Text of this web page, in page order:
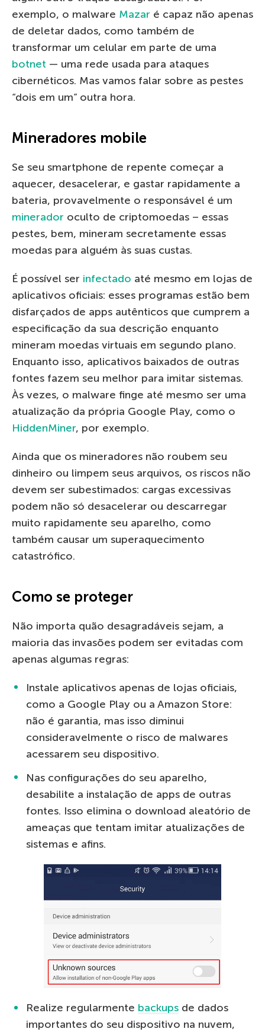
exemplo, o malware Mazar é capaz não apenas
de deletar dados, como também de
transformar um celular em parte de uma
botnet — uma rede usada para ataques
cibernéticos. Mas vamos falar sobre as pestes
“dois em um” outra hora.
Mineradores mobile
Se seu smartphone de repente começar a
aquecer, desacelerar, e gastar rapidamente a
bateria, provavelmente o responsável é um
minerador oculto de criptomoedas – essas
pestes, bem, mineram secretamente essas
moedas para alguém às suas custas.
É possível ser infectado até mesmo em lojas de
aplicativos oficiais: esses programas estão bem
disfarçados de apps autênticos que cumprem a
especificação da sua descrição enquanto
mineram moedas virtuais em segundo plano.
Enquanto isso, aplicativos baixados de outras
fontes fazem seu melhor para imitar sistemas.
Às vezes, o malware finge até mesmo ser uma
atualização da própria Google Play, como o
HiddenMiner, por exemplo.
Ainda que os mineradores não roubem seu
dinheiro ou limpem seus arquivos, os riscos não
devem ser subestimados: cargas excessivas
podem não só desacelerar ou descarregar
muito rapidamente seu aparelho, como
também causar um superaquecimento
catastrófico.
Como se proteger
Não importa quão desagradáveis sejam, a
maioria das invasões podem ser evitadas com
apenas algumas regras:
Instale aplicativos apenas de lojas oficiais,
como a Google Play ou a Amazon Store:
não é garantia, mas isso diminui
consideravelmente o risco de malwares
acessarem seu dispositivo.
Nas configurações do seu aparelho,
desabilite a instalação de apps de outras
fontes. Isso elimina o download aleatório de
ameaças que tentam imitar atualizações de
sistemas e afins.
Realize regularmente backups de dados
importantes do seu dispositivo na nuvem,